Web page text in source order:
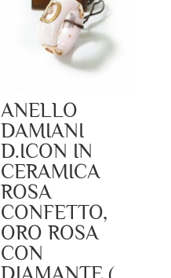
ANELLO
DAMIANI
D.ICON IN
CERAMICA
ROSA
CONFETTO,
ORO ROSA
CON
DIAMANTE (